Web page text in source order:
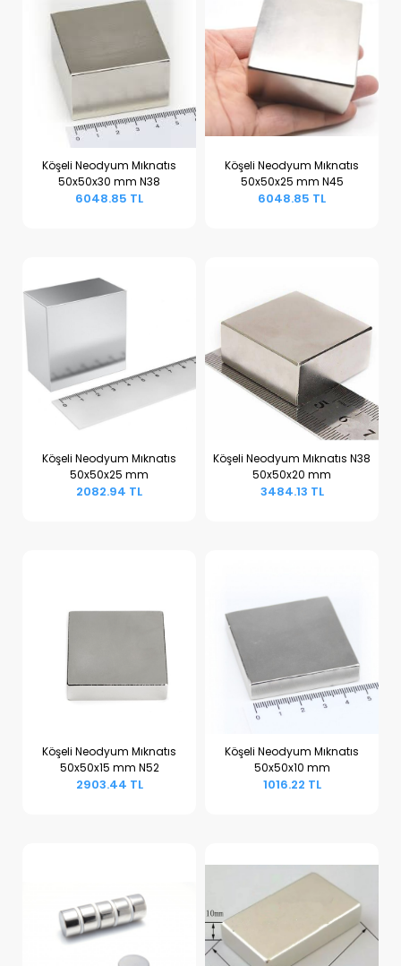
Sepete Ekle
Köşeli Neodyum Mıknatıs
50x50x30 mm N38
6048.85 TL
Sepete Ekle
Köşeli Neodyum Mıknatıs
50x50x25 mm N45
6048.85 TL
Sepete Ekle
Köşeli Neodyum Mıknatıs
50x50x25 mm
2082.94 TL
Sepete Ekle
Köşeli Neodyum Mıknatıs N38
50x50x20 mm
3484.13 TL
Sepete Ekle
Köşeli Neodyum Mıknatıs
50x50x15 mm N52
2903.44 TL
Sepete Ekle
Köşeli Neodyum Mıknatıs
50x50x10 mm
1016.22 TL